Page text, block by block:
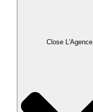
Close L'Agence